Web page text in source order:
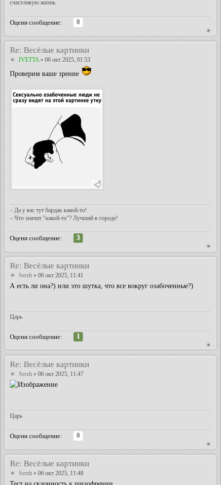
счастливую жизнь.
Оцени сообщение:
0
Re: Весёлые картинки
IVETTA» 06 окт 2025, 01:53
Проверим ваше зрение
– Да у вас тут бардак какой-то!
– Что значит "какой-то"? Лучший в городе!
Оцени сообщение:
3
Re: Весёлые картинки
Serzh » 06 окт 2025, 11:41
А есть ли она?) или это шутка, что все вокруг озабоченные?)
Царь
Оцени сообщение:
1
Re: Весёлые картинки
Serzh » 06 окт 2025, 11:47
Царь
Оцени сообщение:
0
Re: Весёлые картинки
Serzh » 06 окт 2025, 11:48